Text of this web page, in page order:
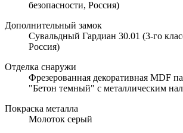
безопасности, Россия)
Дополнительный замок
Сувальдный Гардиан 30.01 (3-го
Россия)
Отделка снаружи
Фрезерованная декоративная MDF
"Бетон темный" с металлическим
Покраска металла
Молоток серый